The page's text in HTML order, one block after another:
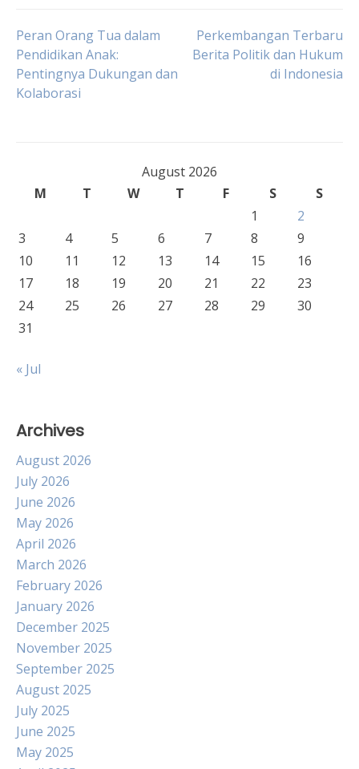
Post
navigation
Peran Orang Tua dalam
Pendidikan Anak:
Pentingnya Dukungan dan
Kolaborasi
Perkembangan Terbaru
Berita Politik dan Hukum
di Indonesia
August 2026
M
T W T F S
S
1
2
3
4 5 6 7 8
9
10
11 12 13 14 15
16
17
18 19 20 21 22
23
24
25 26 27 28 29
30
31
« Jul
Archives
August 2026
July 2026
June 2026
May 2026
April 2026
March 2026
February 2026
January 2026
December 2025
November 2025
September 2025
August 2025
July 2025
June 2025
May 2025